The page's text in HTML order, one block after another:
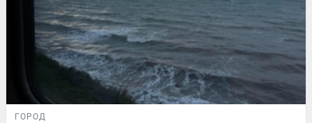
ГОРОД